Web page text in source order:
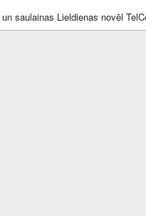
saulainas Lieldienas novēl